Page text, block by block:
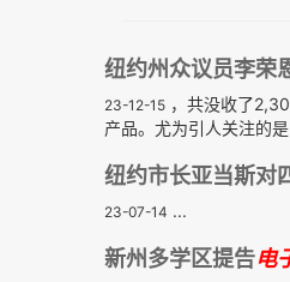
纽约州众议员李荣
23-12-15 ，共没收了
产品。尤为引人关注的
纽约市长亚当斯对
23-07-14 ...
新州多学区提告电